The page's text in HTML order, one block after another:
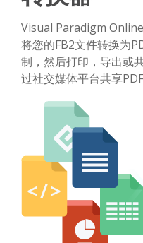
Visual Paradigm
将您的FB2文件转换为
制，然后打印，导出或
过社交媒体平台共享PDF